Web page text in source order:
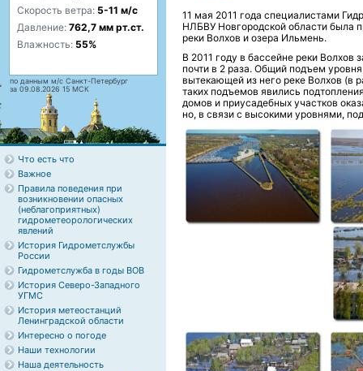
Скорость ветра: 5-11 м/с
Давление: 762,7 мм рт.ст.
Влажность: 55%
по данным м/с Санкт-Петербург
за 09.08.2026 15 МСК
Что есть что
Важное
Правила поведения при
возникновении опасных
(неблагоприятных)
гидрометеорологических
явлений
История Гидрометслужбы
России
Гидрометслужба в годы ВОВ
История Северо-Западного
УГМС
История метеостанций
Ленинградской области
Интересно о погоде
Наши технологии
Наша деятельность
11 мая 2011 года специалистами
НЛБВУ Новгородской области была
реки Волхов и озера Ильмень.
В 2011 году в бассейне реки
почти в 2 раза. Общий подъем
вытекающей из него реке Волхов (в
таких подъемов явились
домов и приусадебных участков
но, в связи с высокими уровнями,